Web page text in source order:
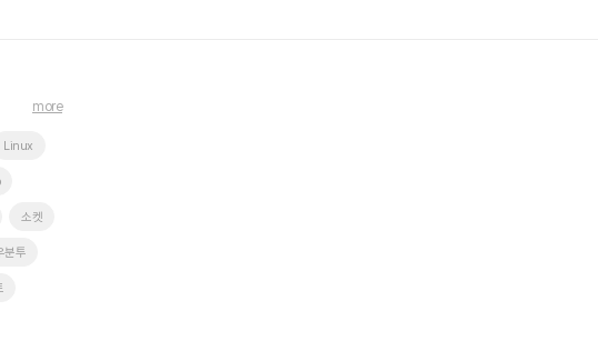
Linux
소켓
분투
more